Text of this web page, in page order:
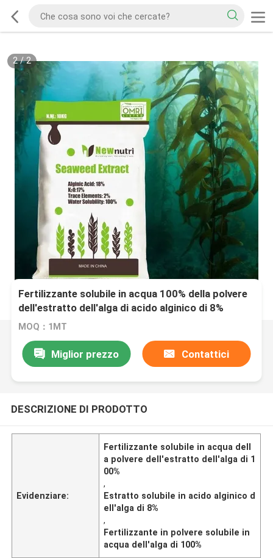
2/2
Fertilizzante solubile in acqua 100% della polvere
dell'estratto dell'alga di acido alginico di 8%
MOQ：1MT
Miglior prezzo Contattici
DESCRIZIONE DI PRODOTTO
Evidenziare:
Fertilizzante solubile in acqua dell
a polvere dell'estratto dell'alga di 1
00%
,
Estratto solubile in acido alginico d
ell'alga di 8%
,
Fertilizzante in polvere solubile in
acqua dell'alga di 100%